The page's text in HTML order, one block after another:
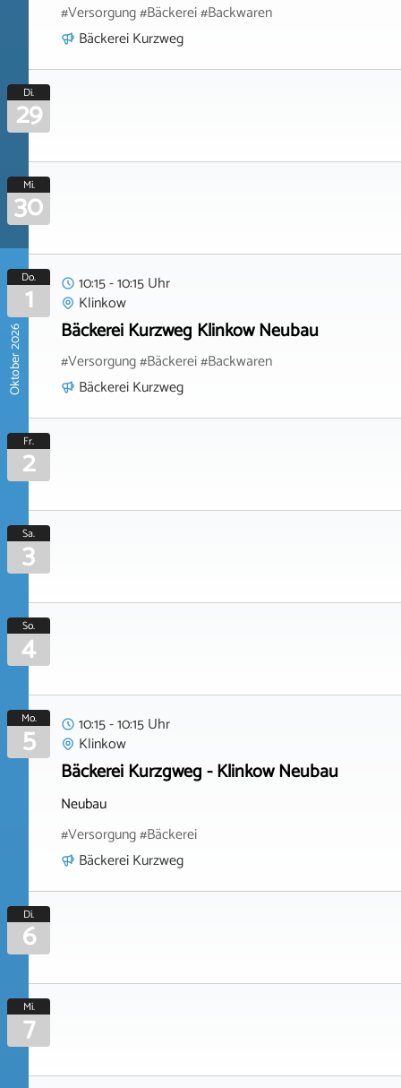
#Versorgung #Bäckerei #Backwaren
Bäckerei Kurzweg
Di.
29
Mi.
30
Oktober 2026
Do.
1
10:15 - 10:15 Uhr
Klinkow
Bäckerei Kurzweg Klinkow Neubau
#Versorgung #Bäckerei #Backwaren
Bäckerei Kurzweg
Fr.
2
Sa.
3
So.
4
Mo.
5
10:15 - 10:15 Uhr
Klinkow
Bäckerei Kurzgweg - Klinkow Neubau
Neubau
#Versorgung #Bäckerei
Bäckerei Kurzweg
Di.
6
Mi.
7